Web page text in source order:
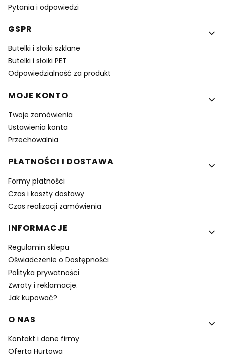
Pytania i odpowiedzi
GSPR
Butelki i słoiki szklane
Butelki i słoiki PET
Odpowiedzialność za produkt
MOJE KONTO
Twoje zamówienia
Ustawienia konta
Przechowalnia
PŁATNOŚCI I DOSTAWA
Formy płatności
Czas i koszty dostawy
Czas realizacji zamówienia
INFORMACJE
Regulamin sklepu
Oświadczenie o Dostępności
Polityka prywatności
Zwroty i reklamacje.
Jak kupować?
O NAS
Kontakt i dane firmy
Oferta Hurtowa